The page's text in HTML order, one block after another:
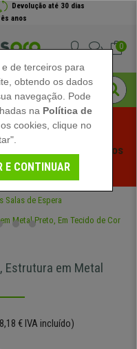
Devolução até 30 dias
anos
0
Cadeiraspro! Descontos
- Ver Promoção
Salas de Espera
Estrutura em Metal
€ IVA incluído)
de terceiros para
obtendo os dados
navegação. Pode
na Política de
cookies, clique no
E CONTINUAR